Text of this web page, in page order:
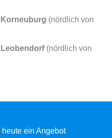
(nördlich von
(nördlich von
ein Angebot